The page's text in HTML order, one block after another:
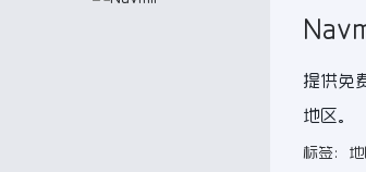
提供免
地区。
标签： 地